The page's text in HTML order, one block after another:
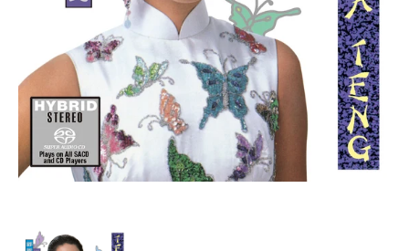
在
相
簿
中
開
啟
張